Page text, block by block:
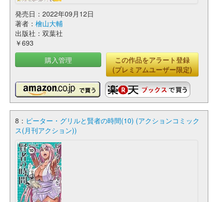
発売日：2022年09月12日
著者： 檜山大輔
出版社：双葉社
￥693
購入管理
この作品をアラート登録
(プレミアムユーザー限定)
8： ピーター・グリルと賢者の時間(10) (アクションコミック
ス(月刊アクション))